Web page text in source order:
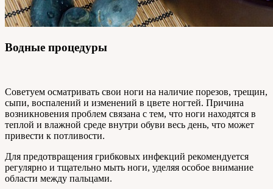
Водные процедуры
Советуем осматривать свои ноги на наличие порезов, трещин,
сыпи, воспалений и изменений в цвете ногтей. Причина
возникновения проблем связана с тем, что ноги находятся в
теплой и влажной среде внутри обуви весь день, что может
привести к потливости.
Для предотвращения грибковых инфекций рекомендуется
регулярно и тщательно мыть ноги, уделяя особое внимание
области между пальцами.